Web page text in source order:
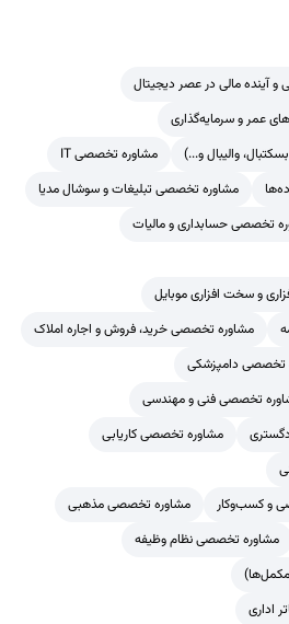
آینده مالی در عصر دیجیتال
عمر و سرمایه‌گذاری
والیبال و...)
مشاوره تخصصی IT
مشاوره تخصصی تبلیغات و سوشال مدیا
تخصصی حسابداری و مالیات
و سخت افزاری موبایل
مشاوره تخصصی خرید، فروش و اجاره املاک
تخصصی دامپزشکی
تخصصی فنی و مهندسی
مشاوره تخصصی کاریابی
و کسب‌وکار
مشاوره تخصصی مذهبی
مشاوره تخصصی نظام وظیفه
اداری